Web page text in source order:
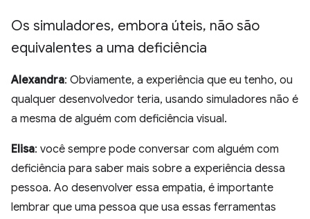
Os simuladores, embora úteis, não são
equivalentes a uma deficiência
Alexandra: Obviamente, a experiência que eu tenho, ou
qualquer desenvolvedor teria, usando simuladores não é
a mesma de alguém com deficiência visual.
Elisa: você sempre pode conversar com alguém com
deficiência para saber mais sobre a experiência dessa
pessoa. Ao desenvolver essa empatia, é importante
lembrar que uma pessoa que usa essas ferramentas